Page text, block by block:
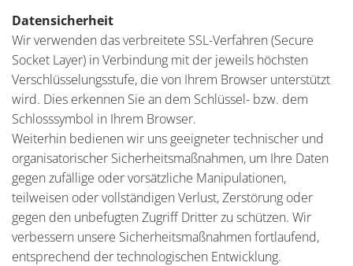
Datensicherheit
Wir verwenden das verbreitete SSL-Verfahren (Secure
Socket Layer) in Verbindung mit der jeweils höchsten
Verschlüsselungsstufe, die von Ihrem Browser unterstützt
wird. Dies erkennen Sie an dem Schlüssel- bzw. dem
Schlosssymbol in Ihrem Browser.
Weiterhin bedienen wir uns geeigneter technischer und
organisatorischer Sicherheitsmaßnahmen, um Ihre Daten
gegen zufällige oder vorsätzliche Manipulationen,
teilweisen oder vollständigen Verlust, Zerstörung oder
gegen den unbefugten Zugriff Dritter zu schützen. Wir
verbessern unsere Sicherheitsmaßnahmen fortlaufend,
entsprechend der technologischen Entwicklung.